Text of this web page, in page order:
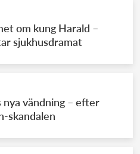
om kung Harald –
sjukhusdramat
vändning – efter
skandalen